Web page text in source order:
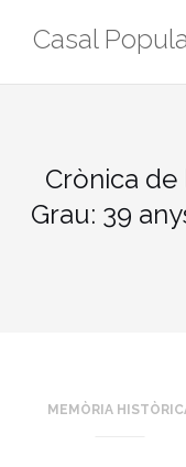
Casal
Crònica de
Grau: 39
MEMÒRIA